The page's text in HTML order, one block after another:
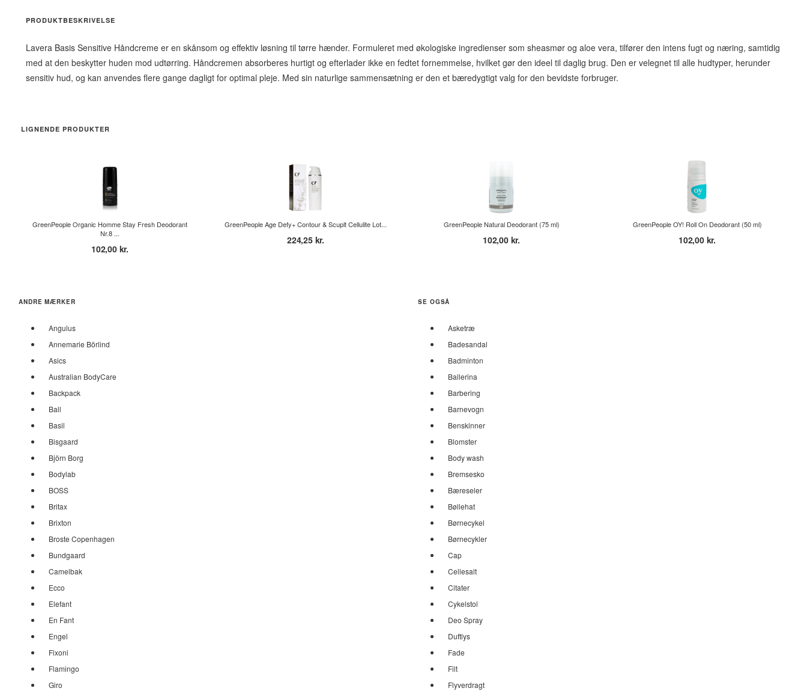
PRODUKTBESKRIVELSE
Lavera Basis Sensitive Håndcreme er en skånsom og effektiv løsning til tørre hænder. Formuleret med økologiske ingredienser som sheasmør og aloe vera, tilfører den intens fugt og næring, samtidig
med at den beskytter huden mod udtørring. Håndcremen absorberes hurtigt og efterlader ikke en fedtet fornemmelse, hvilket gør den ideel til daglig brug. Den er velegnet til alle hudtyper, herunder
sensitiv hud, og kan anvendes flere gange dagligt for optimal pleje. Med sin naturlige sammensætning er den et bæredygtigt valg for den bevidste forbruger.
LIGNENDE PRODUKTER
GreenPeople Organic Homme Stay Fresh Deodorant
Nr.8 ...
102,00 kr.
GreenPeople Age Defy+ Contour & Scuplt Cellulite Lot...
224,25 kr.
GreenPeople Natural Deodorant (75 ml)
102,00 kr.
GreenPeople OY! Roll On Deodorant (50 ml)
102,00 kr.
ANDRE MÆRKER
Angulus
Annemarie Börlind
Asics
Australian BodyCare
Backpack
Ball
Basil
Bisgaard
Björn Borg
Bodylab
BOSS
Britax
Brixton
Broste Copenhagen
Bundgaard
Camelbak
Ecco
Elefant
En Fant
Engel
Fixoni
Flamingo
Giro
SE OGSÅ
Asketræ
Badesandal
Badminton
Ballerina
Barbering
Barnevogn
Benskinner
Blomster
Body wash
Bremsesko
Bæreseler
Bøllehat
Børnecykel
Børnecykler
Cap
Cellesalt
Citater
Cykelstol
Deo Spray
Duftlys
Fade
Filt
Flyverdragt